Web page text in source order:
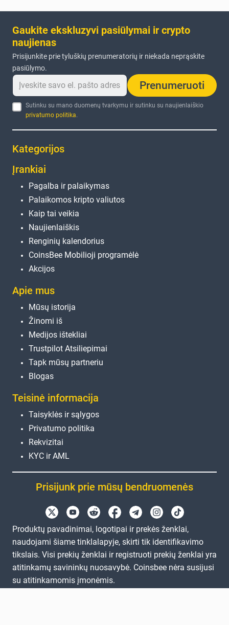
Gaukite ekskluzyvi pasiūlymai ir crypto
naujienas
Prisijunkite prie tyluškių prenumeratorių ir niekada neprąskite
pasiūlymo.
Prenumeruoti
Sutinku su mano duomenų tvarkymu ir sutinku su naujienlaiškio
privatumo politika.
Kategorijos
Įrankiai
Pagalba ir palaikymas
Palaikomos kripto valiutos
Kaip tai veikia
Naujienlaiškis
Renginių kalendorius
CoinsBee Mobilioji programėlė
Akcijos
Apie mus
Mūsų istorija
Žinomi iš
Medijos ištekliai
Trustpilot Atsiliepimai
Tapk mūsų partneriu
Blogas
Teisinė informacija
Taisyklės ir sąlygos
Privatumo politika
Rekvizitai
KYC ir AML
Prisijunk prie mūsų bendruomenės
Produktų pavadinimai, logotipai ir prekės ženklai,
naudojami šiame tinklalapyje, skirti tik identifikavimo
tikslais. Visi prekių ženklai ir registruoti prekių ženklai yra
atitinkamų savininkų nuosavybė. Coinsbee nėra susijusi
su atitinkamomis įmonėmis.